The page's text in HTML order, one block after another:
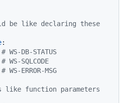
be like declaring these
:
# WS-DB-STATUS
# WS-SQLCODE
# WS-ERROR-MSG
is like function parameters